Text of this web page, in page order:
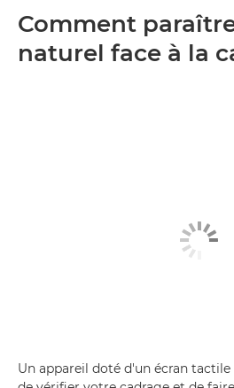
Comment
naturel face à la
Un appareil doté d'un écran